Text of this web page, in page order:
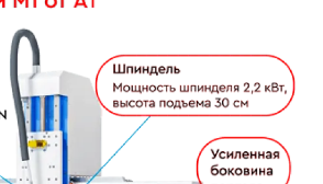
M1 6090